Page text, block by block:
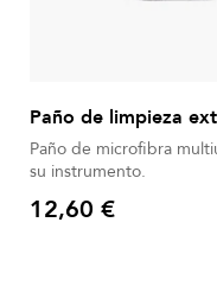
Paño de limpieza
Paño de microfibra
su instrumento.
Precio
12,60 €